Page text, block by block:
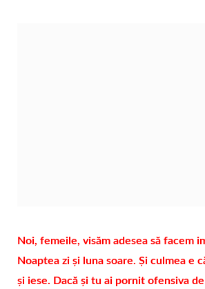
Noi, femeile, visăm adesea să facem
Noaptea zi și luna soare. Și culmea e
și iese. Dacă și tu ai pornit ofensiva